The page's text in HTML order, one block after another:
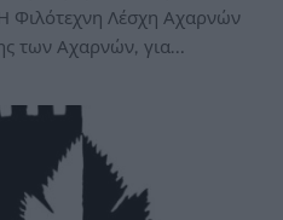
Φιλότεχνη Λέσχη Αχαρνών
των Αχαρνών, για…